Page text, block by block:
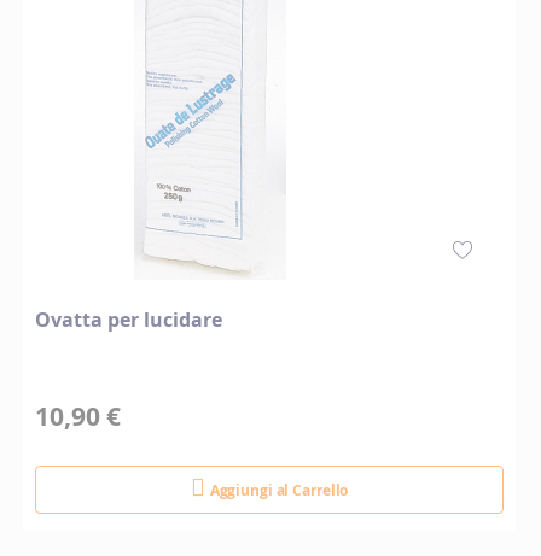
Ovatta per lucidare
10,90 €
Aggiungi al Carrello